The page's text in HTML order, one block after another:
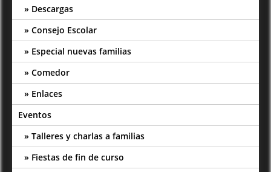
Descargas
Consejo Escolar
Especial nuevas familias
Comedor
Enlaces
Eventos
Talleres y charlas a familias
Fiestas de fin de curso